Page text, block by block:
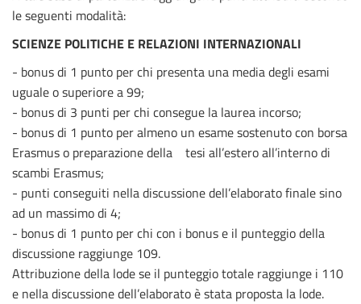
le seguenti modalità:
SCIENZE POLITICHE E RELAZIONI INTERNAZIONALI
- bonus di 1 punto per chi presenta una media degli esami
uguale o superiore a 99;
- bonus di 3 punti per chi consegue la laurea incorso;
- bonus di 1 punto per almeno un esame sostenuto con borsa
Erasmus o preparazione della tesi all’estero all’interno di
scambi Erasmus;
- punti conseguiti nella discussione dell’elaborato finale sino
ad un massimo di 4;
- bonus di 1 punto per chi con i bonus e il punteggio della
discussione raggiunge 109.
Attribuzione della lode se il punteggio totale raggiunge i 110
e nella discussione dell’elaborato è stata proposta la lode.